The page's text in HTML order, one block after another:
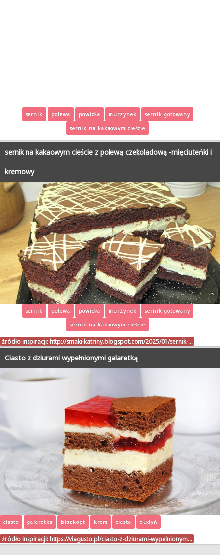
sernik polewa powidła murzynek
sernik gotowany
sernik na kakaowym cieście
sernik na kakaowym cieście z polewą czekoladową -mięciuteńki i
kremowy
sernik polewa powidła murzynek
sernik gotowany
sernik na kakaowym cieście
źródło inspiracji: http://smaki-katriny.blogspot.com/2025/01/sernik-…
Ciasto z dziurami wypełnionymi galaretką
ciasto galaretka biszkopt krem ciasta budyń
źródło inspiracji: https://viagusto.pl/ciasto-z-dziurami-wypelnionym…